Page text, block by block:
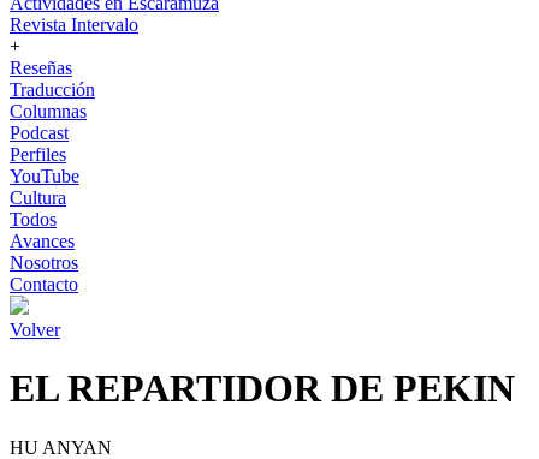
Revista Intervalo
+
Reseñas
Traducción
Columnas
Podcast
Perfiles
YouTube
Cultura
Todos
Avances
Nosotros
Contacto
Volver
EL REPARTIDOR DE PEKIN
HU ANYAN